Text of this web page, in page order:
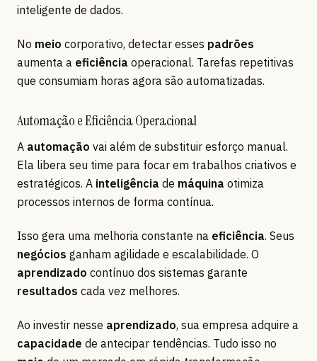
inteligente de dados.
No meio corporativo, detectar esses padrões
aumenta a eficiência operacional. Tarefas repetitivas
que consumiam horas agora são automatizadas.
Automação e Eficiência Operacional
A automação vai além de substituir esforço manual.
Ela libera seu time para focar em trabalhos criativos e
estratégicos. A inteligência de máquina otimiza
processos internos de forma contínua.
Isso gera uma melhoria constante na eficiência. Seus
negócios ganham agilidade e escalabilidade. O
aprendizado contínuo dos sistemas garante
resultados cada vez melhores.
Ao investir nesse aprendizado, sua empresa adquire a
capacidade de antecipar tendências. Tudo isso no